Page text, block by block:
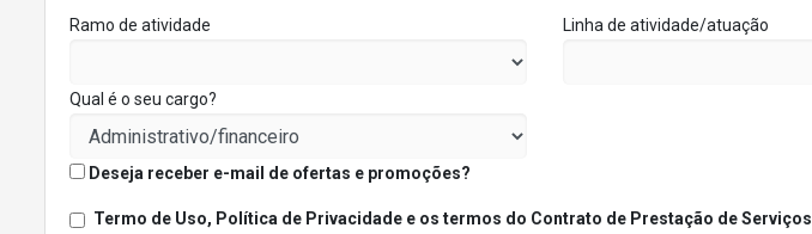
Ramo de atividade Linha de atividade/atuação
Qual é o seu cargo?
Deseja receber e-mail de ofertas e promoções?
Termo de Uso, Política de Privacidade e os termos do Contrato de Prestação de Serviços